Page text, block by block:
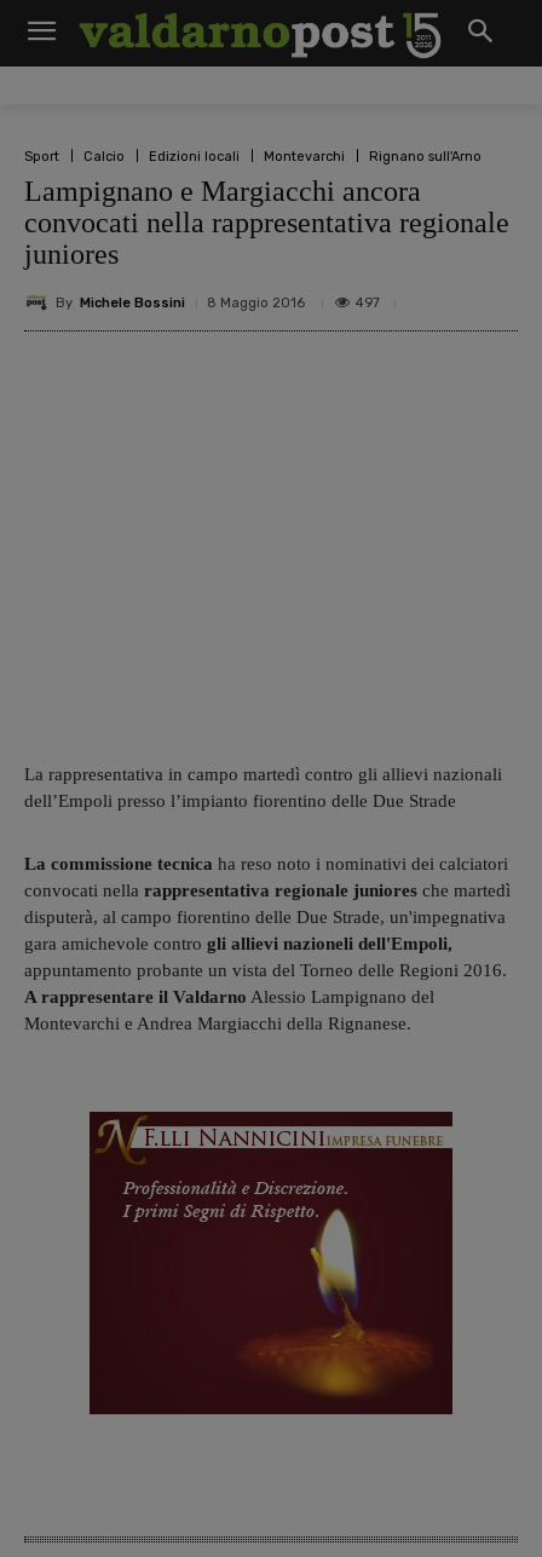
Sport Calcio Edizioni locali Montevarchi Rignano sull'Arno
Lampignano e Margiacchi ancora
convocati nella rappresentativa regionale
juniores
By Michele Bossini 8 Maggio 2016 497
La rappresentativa in campo martedì contro gli allievi nazionali
dell’Empoli presso l’impianto fiorentino delle Due Strade
La commissione tecnica ha reso noto i nominativi dei calciatori
convocati nella rappresentativa regionale juniores che martedì
disputerà, al campo fiorentino delle Due Strade, un'impegnativa
gara amichevole contro gli allievi nazioneli dell'Empoli,
appuntamento probante un vista del Torneo delle Regioni 2016.
A rappresentare il Valdarno Alessio Lampignano del
Montevarchi e Andrea Margiacchi della Rignanese.